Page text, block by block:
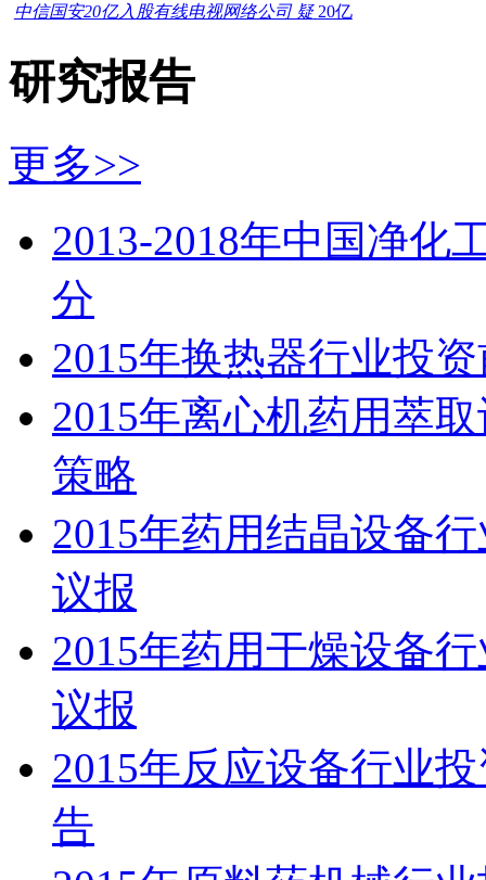
中信国安20亿入股有线电视网络公司 疑 20亿
研究报告
更多>>
2013-2018年中国净化
分
2015年换热器行业投
2015年离心机药用萃
策略
2015年药用结晶设备
议报
2015年药用干燥设备
议报
2015年反应设备行业
告